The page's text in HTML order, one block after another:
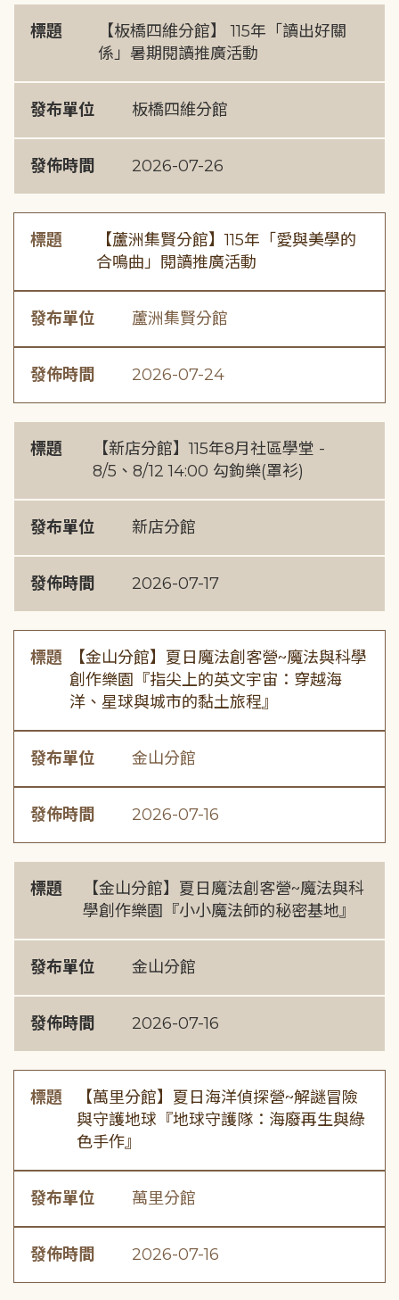
標題
【板橋四維分館】 115年「讀出好關
係」暑期閱讀推廣活動
發布單位 板橋四維分館
發佈時間 2026-07-26
標題
【蘆洲集賢分館】115年「愛與美學的
合鳴曲」閱讀推廣活動
發布單位 蘆洲集賢分館
發佈時間 2026-07-24
標題
【新店分館】115年8月社區學堂 -
8/5、8/12 14:00 勾鉤樂(罩衫)
發布單位 新店分館
發佈時間 2026-07-17
標題
【金山分館】夏日魔法創客營~魔法與科學
創作樂園『指尖上的英文宇宙：穿越海
洋、星球與城市的黏土旅程』
發布單位 金山分館
發佈時間 2026-07-16
標題
【金山分館】夏日魔法創客營~魔法與科
學創作樂園『小小魔法師的秘密基地』
發布單位 金山分館
發佈時間 2026-07-16
標題
【萬里分館】夏日海洋偵探營~解謎冒險
與守護地球『地球守護隊：海廢再生與綠
色手作』
發布單位 萬里分館
發佈時間 2026-07-16